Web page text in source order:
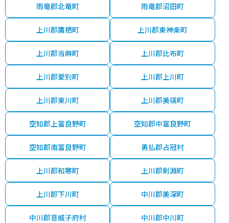
雨竜郡北竜町 雨竜郡沼田町
上川郡鷹栖町 上川郡東神楽町
上川郡当麻町 上川郡比布町
上川郡愛別町 上川郡上川町
上川郡東川町 上川郡美瑛町
空知郡上富良野町 空知郡中富良野町
空知郡南富良野町 勇払郡占冠村
上川郡和寒町 上川郡剣淵町
上川郡下川町 中川郡美深町
中川郡音威子府村 中川郡中川町